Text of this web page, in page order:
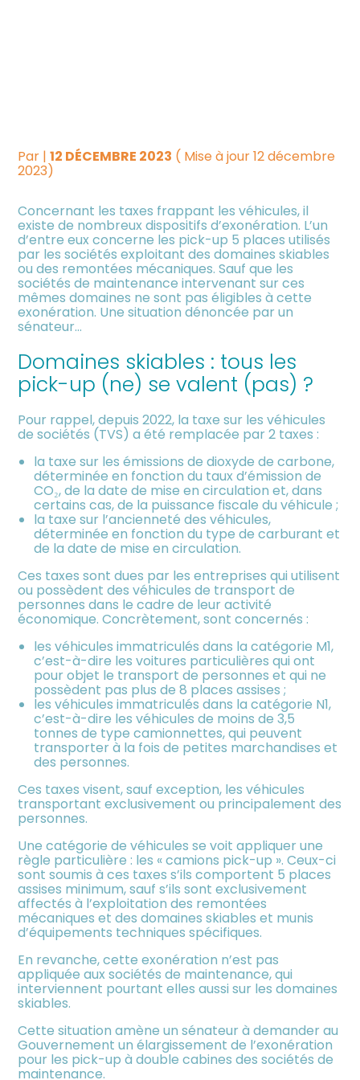
Piloter votre entreprise
Construire votre patrimoine
Être prêt pour la facturation
électronique
Investir dans la location
meublée
documents
Par |12 DÉCEMBRE 2023 ( Mise à jour 12 décembre
2023)
Concernant les taxes frappant les véhicules, il
existe de nombreux dispositifs d’exonération. L’un
d’entre eux concerne les pick-up 5 places utilisés
par les sociétés exploitant des domaines skiables
ou des remontées mécaniques. Sauf que les
sociétés de maintenance intervenant sur ces
mêmes domaines ne sont pas éligibles à cette
exonération. Une situation dénoncée par un
sénateur…
Domaines skiables : tous les
pick-up (ne) se valent (pas) ?
Pour rappel, depuis 2022, la taxe sur les véhicules
de sociétés (TVS) a été remplacée par 2 taxes :
la taxe sur les émissions de dioxyde de carbone,
déterminée en fonction du taux d’émission de
CO₂, de la date de mise en circulation et, dans
certains cas, de la puissance fiscale du véhicule ;
la taxe sur l’ancienneté des véhicules,
déterminée en fonction du type de carburant et
de la date de mise en circulation.
Ces taxes sont dues par les entreprises qui utilisent
ou possèdent des véhicules de transport de
personnes dans le cadre de leur activité
économique. Concrètement, sont concernés :
les véhicules immatriculés dans la catégorie M1,
c’est-à-dire les voitures particulières qui ont
pour objet le transport de personnes et qui ne
possèdent pas plus de 8 places assises ;
les véhicules immatriculés dans la catégorie N1,
c’est-à-dire les véhicules de moins de 3,5
tonnes de type camionnettes, qui peuvent
transporter à la fois de petites marchandises et
des personnes.
Ces taxes visent, sauf exception, les véhicules
transportant exclusivement ou principalement des
personnes.
Une catégorie de véhicules se voit appliquer une
règle particulière : les « camions pick-up ». Ceux-ci
sont soumis à ces taxes s’ils comportent 5 places
assises minimum, sauf s’ils sont exclusivement
affectés à l’exploitation des remontées
mécaniques et des domaines skiables et munis
d’équipements techniques spécifiques.
En revanche, cette exonération n’est pas
appliquée aux sociétés de maintenance, qui
interviennent pourtant elles aussi sur les domaines
skiables.
Cette situation amène un sénateur à demander au
Gouvernement un élargissement de l’exonération
pour les pick-up à double cabines des sociétés de
maintenance.